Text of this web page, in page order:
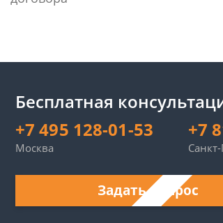
Бесплатная
+7 495 128-01-53
Москва
+7
Задать вопрос